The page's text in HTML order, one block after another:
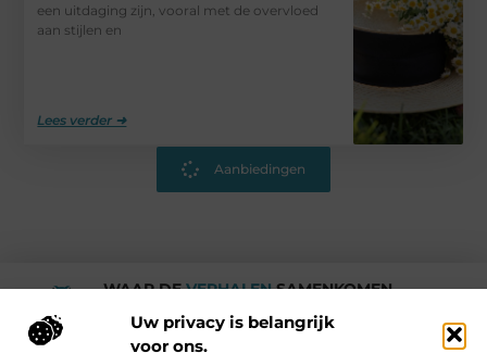
Uw privacy is belangrijk
voor ons.
een uitdaging zijn, vooral met de overvloed
aan stijlen en
Lees verder ➜
Aanbiedingen
WAAR DEVERHALENSAMENKOMEN.